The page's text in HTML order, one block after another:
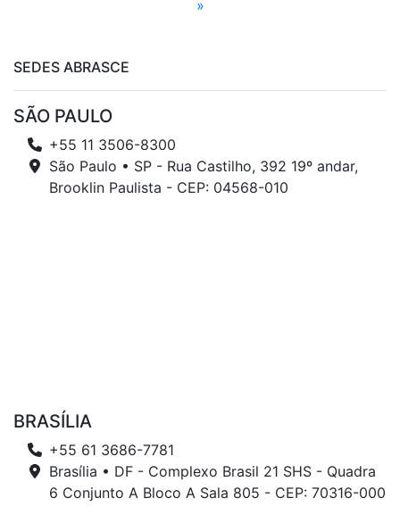
»
SEDES ABRASCE
SÃO PAULO
+55 11 3506-8300
São Paulo • SP - Rua Castilho, 392 19º andar,
Brooklin Paulista - CEP: 04568-010
BRASÍLIA
+55 61 3686-7781
Brasília • DF - Complexo Brasil 21 SHS - Quadra
6 Conjunto A Bloco A Sala 805 - CEP: 70316-000